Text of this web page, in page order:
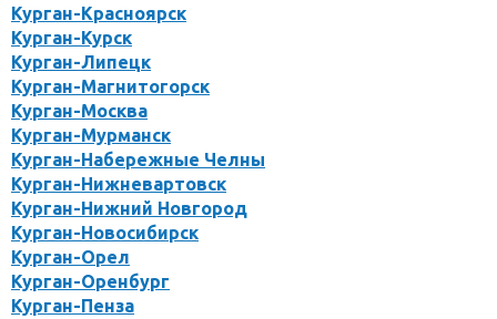
Курган-Красноярск
Курган-Курск
Курган-Липецк
Курган-Магнитогорск
Курган-Москва
Курган-Мурманск
Курган-Набережные Челны
Курган-Нижневартовск
Курган-Нижний Новгород
Курган-Новосибирск
Курган-Орел
Курган-Оренбург
Курган-Пенза